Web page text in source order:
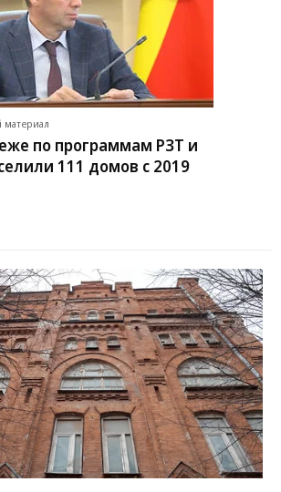
материал
по программам РЗТ и
111 домов с 2019